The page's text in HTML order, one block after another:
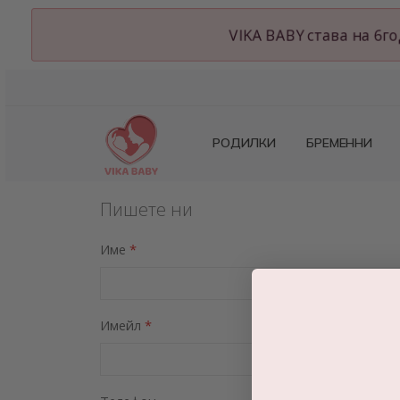
VIKA BABY става на
РОДИЛКИ БРЕМЕННИ
Пишете ни
Име
Имейл